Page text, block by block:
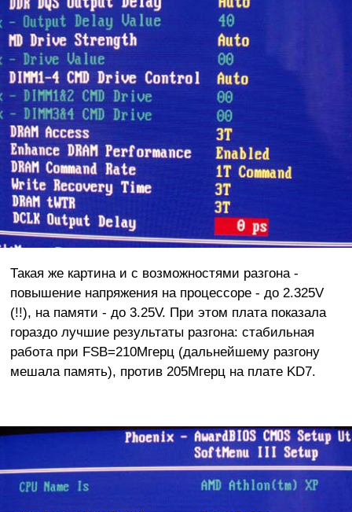
Такая же картина и с возможностями разгона -
повышение напряжения на процессоре - до 2.325V
(!!), на памяти - до 3.25V. При этом плата показала
гораздо лучшие результаты разгона: стабильная
работа при FSB=210Мгерц (дальнейшему разгону
мешала память), против 205Мгерц на плате KD7.